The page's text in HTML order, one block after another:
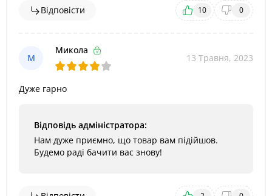
Відповісти 10 0
М
Микола
13 Травня, 2023
Дуже гарно
Відповідь адміністратора:
Нам дуже приємно, що товар вам підійшов.
Будемо раді бачити вас знову!